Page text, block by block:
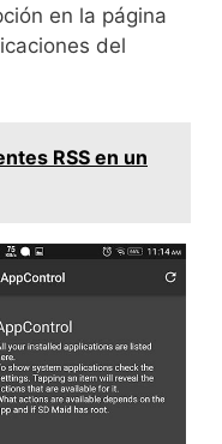
en la página
del
RSS en un